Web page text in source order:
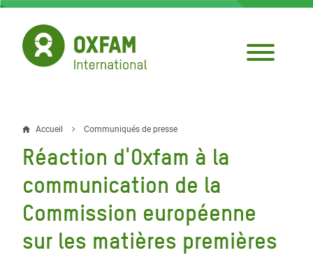
Aller
contenu
principal
Fil
d'Ariane
Accueil Communiqués de presse
Réaction d'Oxfam à la
communication de la
Commission européenne
sur les matières premières